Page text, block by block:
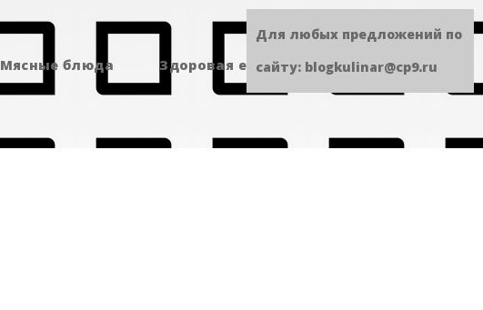
Мясные блюда Здоровая еда Сладенькое
Для любых предложений по
сайту: blogkulinar@cp9.ru